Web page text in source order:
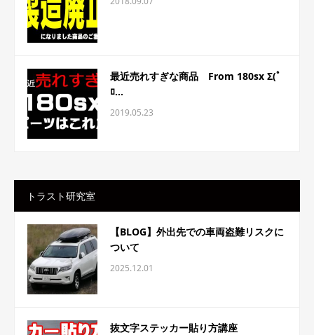
最近売れすぎな商品 From 180sx Σ(ﾟ
ﾛ...
2019.05.23
トラスト研究室
【BLOG】外出先での車両盗難リスクに
ついて
2025.12.01
抜文字ステッカー貼り方講座